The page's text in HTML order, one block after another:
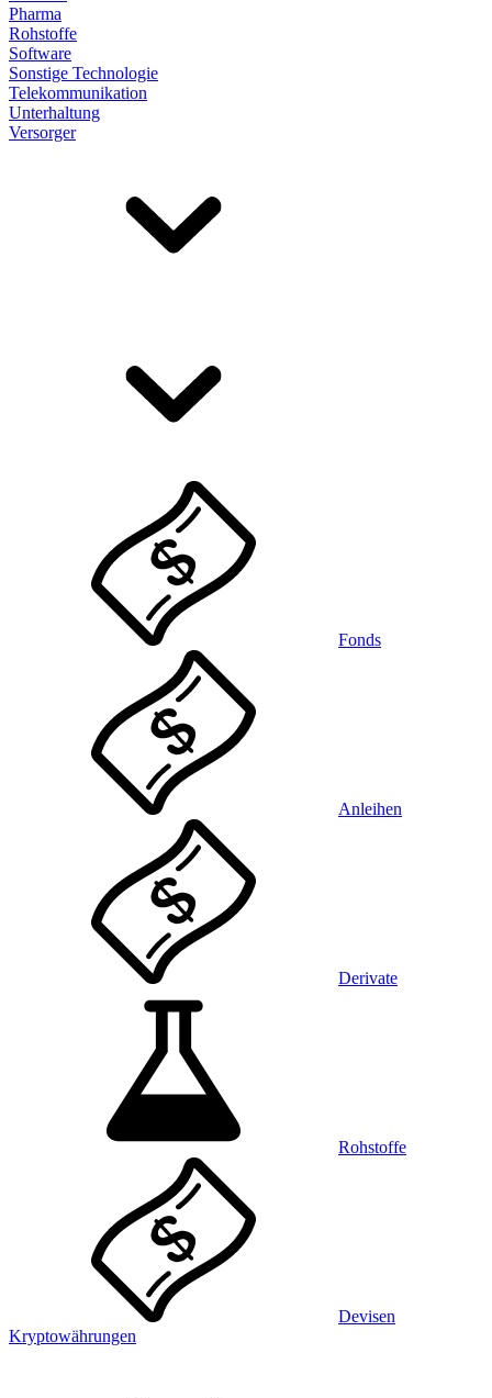
Pharma
Rohstoffe
Software
Sonstige Technologie
Telekommunikation
Unterhaltung
Versorger
Fonds
Anleihen
Derivate
Rohstoffe
Devisen
Kryptowährungen